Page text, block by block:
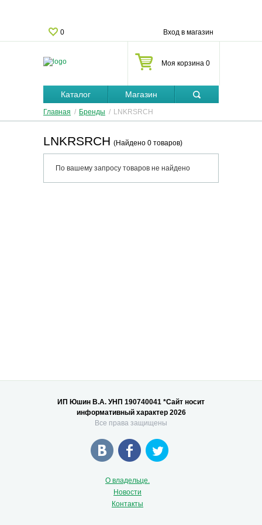
0 Вход в магазин
Моя корзина 0
Каталог Магазин
Главная / Бренды / LNKRSRCH
LNKRSRCH (Найдено 0 товаров)
По вашему запросу товаров не найдено
ИП Юшин В.А. УНП 190740041 *Сайт носит
информативный характер 2026
Все права защищены
О владельце.
Новости
Контакты